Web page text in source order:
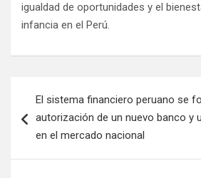
igualdad de oportunidades y el
infancia en el Perú.
El sistema financiero peruano se
autorización de un nuevo banco y
en el mercado nacional